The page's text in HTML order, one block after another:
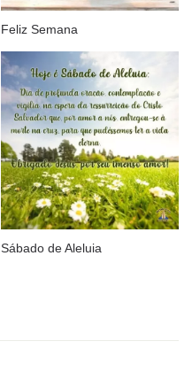
Feliz Semana
Sábado de Aleluia